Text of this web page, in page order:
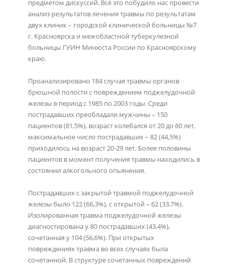
предметом дискуссий. Всё это побудило нас провести
анализ результатов лечения травмы по результатам
двух клиник – городской клинической больницы №7
г. Красноярска и межобластной туберкулезной
больницы ГУИН Минюста России по Красноярскому
краю.
Проанализировано 184 случая травмы органов
брюшной полости с повреждением поджелудочной
железы в период с 1985 по 2003 годы. Среди
пострадавших преобладали мужчины – 150
пациентов (81,5%), возраст колебался от 20 до 60 лет,
максимальное число пострадавших – 82 (44,5%)
приходилось на возраст 20-29 лет. Более половины
пациентов в момент получения травмы находились в
состоянии алкогольного опьянения.
Пострадавших с закрытой травмой поджелудочной
железы было 122 (66,3%), с открытой – 62 (33,7%).
Изолированная травма поджелудочной железы
диагностирована у 80 пострадавших (43,4%),
сочетанная у 104 (56,6%). При открытых
повреждениях травма во всех случаях была
сочетанной. В структуре сочетанных повреждений